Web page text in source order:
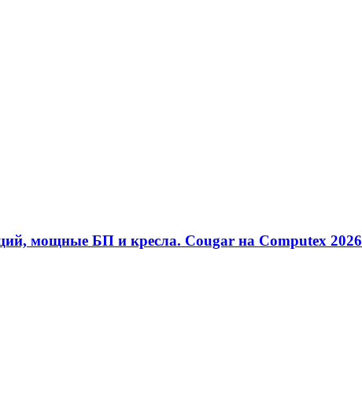
мощные БП и кресла. Cougar на Computex 2026